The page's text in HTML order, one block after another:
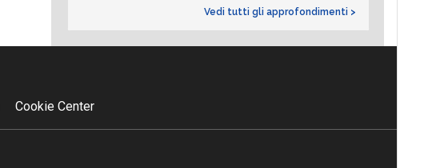
Vedi tutti gli approfondimenti >
Cookie Center